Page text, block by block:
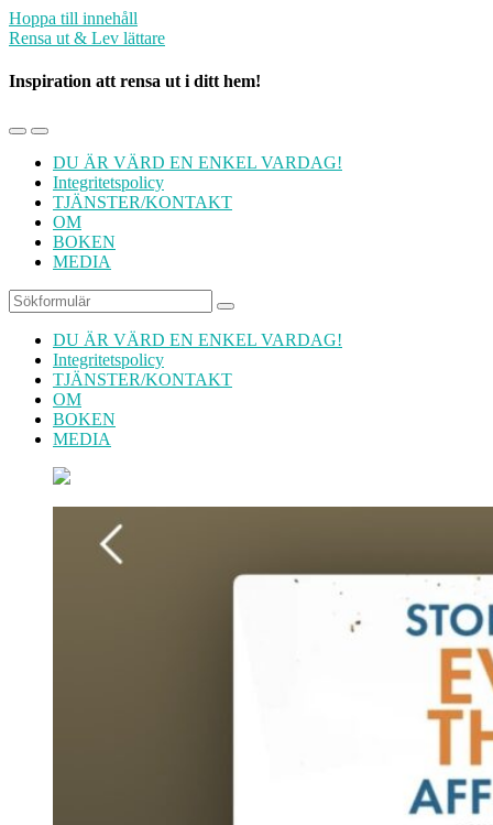
Hoppa till innehåll
Rensa ut & Lev lättare
Inspiration att rensa ut i ditt hem!
Slå
mobilmenyn
Slå
på/av
sökfältet
DU ÄR VÄRD EN ENKEL VARDAG!
Integritetspolicy
TJÄNSTER/KONTAKT
OM
BOKEN
MEDIA
Sök
DU ÄR VÄRD EN ENKEL VARDAG!
Integritetspolicy
TJÄNSTER/KONTAKT
OM
BOKEN
MEDIA